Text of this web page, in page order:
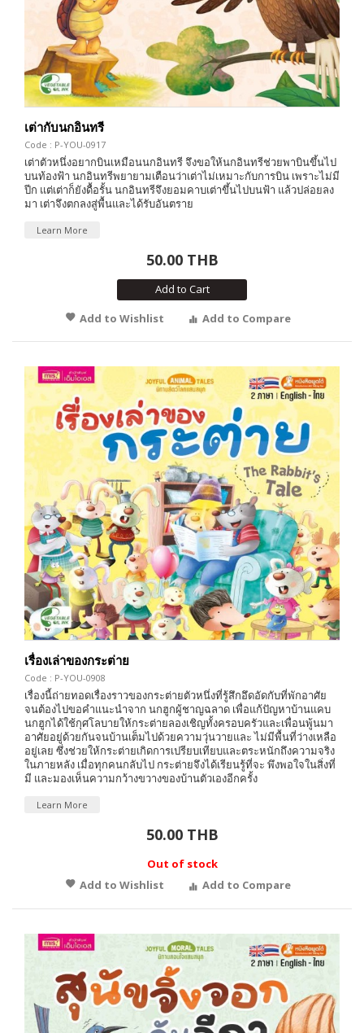
เต่ากับนกอินทรี
Code : P-YOU-0917
เต่าตัวหนึ่งอยากบินเหมือนนกอินทรี จึงขอให้นกอินทรีช่วยพาบินขึ้นไป
บนท้องฟ้า นกอินทรีพยายามเตือนว่าเต่าไม่เหมาะกับการบิน เพราะไม่มี
ปีก แต่เต่าก็ยังดื้อรั้น นกอินทรีจึงยอมคาบเต่าขึ้นไปบนฟ้า แล้วปล่อยลง
มา เต่าจึงตกลงสู่พื้นและได้รับอันตราย
Learn More
50.00 THB
Add to Cart
Add to Wishlist
Add to Compare
เรื่องเล่าของกระต่าย
Code : P-YOU-0908
เรื่องนี้ถ่ายทอดเรื่องราวของกระต่ายตัวหนึ่งที่รู้สึกอึดอัดกับที่พักอาศัย
จนต้องไปขอคำแนะนำจาก นกฮูกผู้ชาญฉลาด เพื่อแก้ปัญหาบ้านแคบ
นกฮูกได้ใช้กุศโลบายให้กระต่ายลองเชิญทั้งครอบครัวและเพื่อนพู้นมา
อาศัยอยู่ด้วยกันจนบ้านเต็มไปด้วยความวุ่นวายและ ไม่มีพื้นที่ว่างเหลือ
อยู่เลย ซึ่งช่วยให้กระต่ายเกิดการเปรียบเทียบและตระหนักถึงความจริง
ในภายหลัง เมื่อทุกคนกลับไป กระต่ายจึงได้เรียนรู้ที่จะ พึงพอใจในสิ่งที่
มี และมองเห็นความกว้างขวางของบ้านตัวเองอีกครั้ง
Learn More
50.00 THB
Out of stock
Add to Wishlist
Add to Compare